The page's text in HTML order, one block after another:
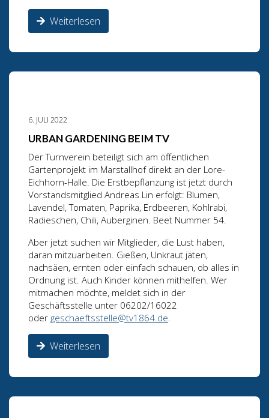
Weiterlesen
6. JULI 2022
URBAN GARDENING BEIM TV
Der Turnverein beteiligt sich am öffentlichen
Gartenprojekt im Marstallhof direkt an der Lore-
Eichhorn-Halle. Die Erstbepflanzung ist jetzt durch
Vorstandsmitglied Andreas Lin erfolgt: Blumen,
Lavendel, Tomaten, Paprika, Erdbeeren, Kohlrabi,
Radieschen, Chili, Auberginen. Beet Nummer 54.
Aber jetzt suchen wir Mitglieder, die Lust haben,
daran mitzuarbeiten. Gießen, Unkraut jäten,
nachsäen, ernten oder einfach schauen, ob alles in
Ordnung ist. Auch Kinder können mithelfen. Wer
mitmachen möchte, meldet sich in der
Geschäftsstelle unter 06202/16022
oder geschaeftsstelle@tv1864.de.
Weiterlesen